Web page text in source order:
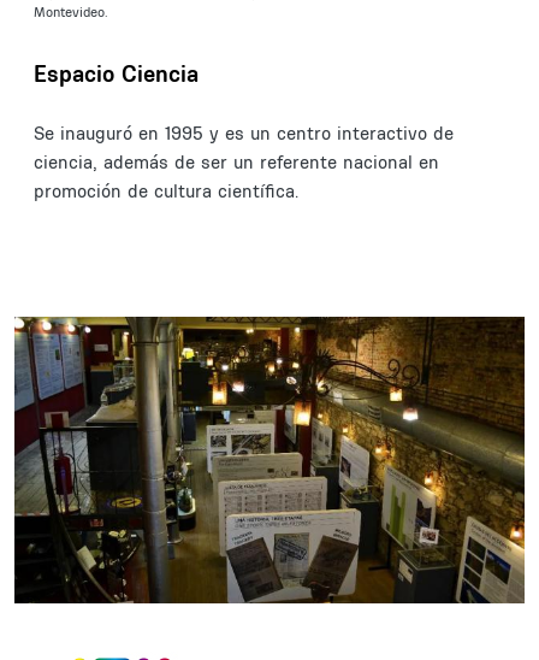
Montevideo.
Espacio Ciencia
Se inauguró en 1995 y es un centro interactivo de
ciencia, además de ser un referente nacional en
promoción de cultura científica.